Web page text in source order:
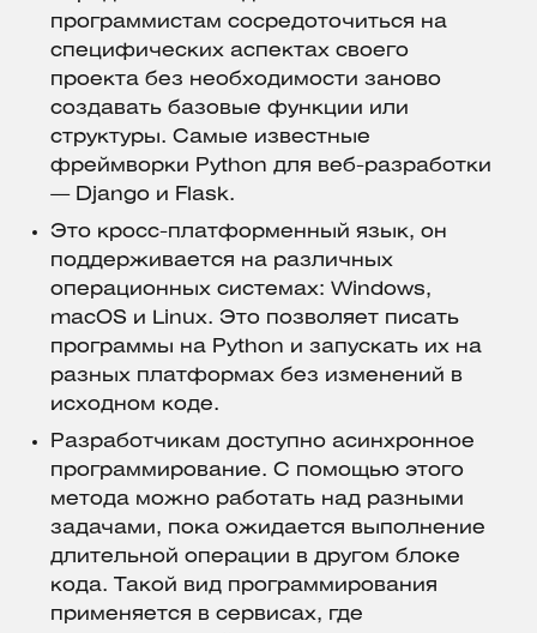
программистам сосредоточиться на
специфических аспектах своего
проекта без необходимости заново
создавать базовые функции или
структуры. Самые известные
фреймворки Python для веб-разработки
— Django и Flask.
Это кросс-платформенный язык, он
поддерживается на различных
операционных системах: Windows,
macOS и Linux. Это позволяет писать
программы на Python и запускать их на
разных платформах без изменений в
исходном коде.
Разработчикам доступно асинхронное
программирование. С помощью этого
метода можно работать над разными
задачами, пока ожидается выполнение
длительной операции в другом блоке
кода. Такой вид программирования
применяется в сервисах, где